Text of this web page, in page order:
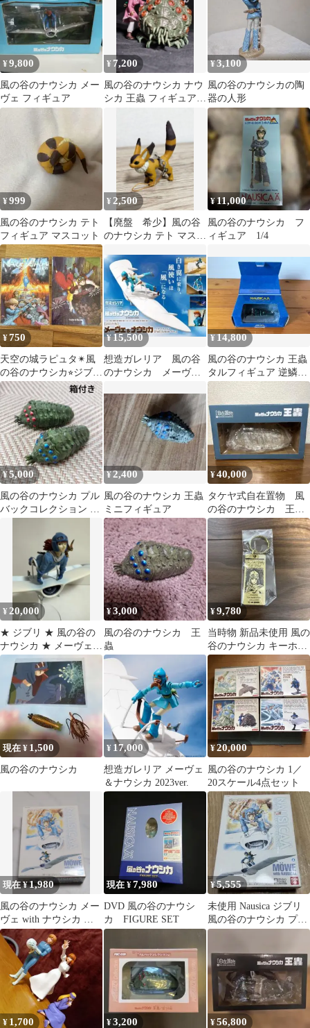
¥9,800
風の谷のナウシカ メー
ヴェ フィギュア
¥ 7,200
風の谷のナウシカ ナウ
シカ 王蟲 フィギュアセ
¥3,100
風の谷のナウシカの陶
器の人形
¥999
風の谷のナウシカ テト
フィギュア マスコット
¥ 2,500
【廃盤 希少】風の谷
のナウシカ テト マスコ
リ
¥11,000
風の谷のナウシカ フ
ィギュア 1/4
¥750
天空の城ラピュタ✴︎風
の谷のナウシカ⭐︎ジブリ
の大博覧会
¥15,500
想造ガレリア 風の谷
のナウシカ メーヴェ
¥14,800
風の谷のナウシカ 王蟲
タルフィギュア 逆鱗
unifive
¥5,000
風の谷のナウシカ プル
バックコレクション 王
¥2,400
風の谷のナウシカ 王蟲
ミニフィギュア
¥40,000
タケヤ式自在置物 風
の谷のナウシカ 王
蟲 クリアver 新品未
開封
¥ 20,000
★ ジブリ ★ 風の谷の
ナウシカ ★ メーヴェと
ナウシカ ★ 完成品 ★
プラモ
¥3,000
風の谷のナウシカ 王
蟲
¥9,780
当時物 新品未使用 風の
谷のナウシカ キーホル
ダー ジブリ 宮崎駿
現在 ¥ 1,500
風の谷のナウシカ
¥ 17,000
想造ガレリア メーヴェ
＆ナウシカ 2023ver.
¥20,000
風の谷のナウシカ 1／
20スケール4点セット
現在 ¥1,980
風の谷のナウシカ メー
ヴェ with ナウシカ プ
ラモデル バンダイ 1/20
現在 ¥7,980
DVD 風の谷のナウシ
カ FIGURE SET
¥5,555
未使用 Nausica ジブリ
風の谷のナウシカ プラ
モデル メーヴェとナウ
¥ 1,700 ¥3,200 ¥56,800